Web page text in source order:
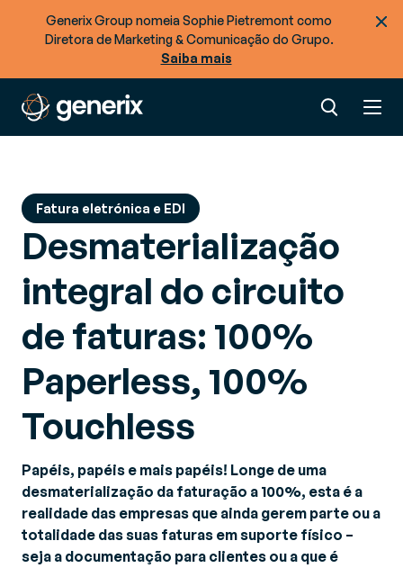
Generix Group nomeia Sophie Pietremont como
Diretora de Marketing & Comunicação do Grupo.
Saiba mais
Fatura eletrónica e EDI
Desmaterialização
integral do circuito
de faturas: 100%
Paperless, 100%
Touchless
Papéis, papéis e mais papéis! Longe de uma
desmaterialização da faturação a 100%, esta é a
realidade das empresas que ainda gerem parte ou a
totalidade das suas faturas em suporte físico –
seja a documentação para clientes ou a que é
Procurar mais recursos
Pronto para otimizar o fluxo de mercadorias +
dados na sua cadeia de abastecimento?